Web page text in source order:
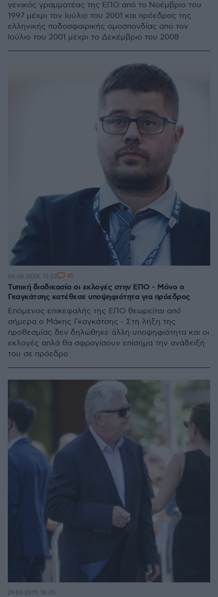
γενικός γραμματέας της ΕΠΟ από το Νοέμβριο του
1997 μέχρι τον Ιούλιο του 2001 και πρόεδρος της
ελληνικής ποδοσφαιρικής ομοσπονδίας από τον
Ιούλιο του 2001 μέχρι το Δεκέμβριο του 2008
Τυπική διαδικασία οι εκλογές στην ΕΠΟ - Μόνο ο
Γκαγκάτσης κατέθεσε υποψηφιότητα για πρόεδρος
Επόμενος επικεφαλής της ΕΠΟ θεωρείται από
σήμερα ο Μάκης Γκαγκάτσης - Στη λήξη της
προθεσμίας δεν δηλώθηκε άλλη υποψηφιότητα και οι
εκλογές απλά θα σφραγίσουν επίσημα την ανάδειξή
του σε πρόεδρo
06.06.2024, 15:52 45
29.06.2019, 18:05